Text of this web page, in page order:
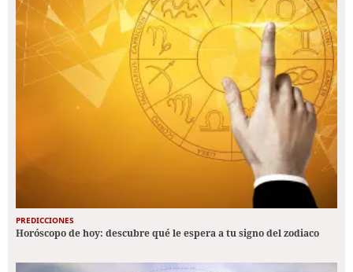
PREDICCIONES
Horóscopo de hoy: descubre qué le espera a tu signo del zodiaco